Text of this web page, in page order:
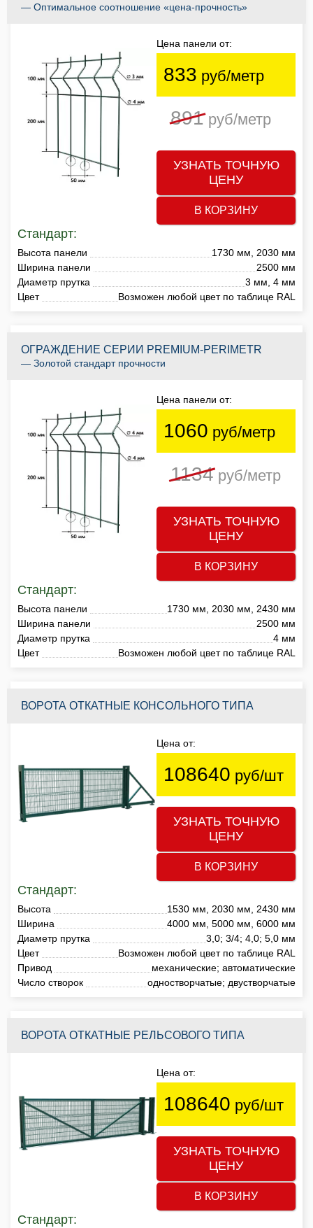
— Оптимальное соотношение «цена-прочность»
Цена панели от:
833 руб/метр
891руб/метр
УЗНАТЬ ТОЧНУЮ
ЦЕНУ
В КОРЗИНУ
Стандарт:
Высота панели
1730 мм, 2030 мм
Ширина панели
2500 мм
Диаметр прутка
3 мм, 4 мм
Цвет
Возможен любой цвет по таблице RAL
ОГРАЖДЕНИЕ СЕРИИ PREMIUM-PERIMETR
— Золотой стандарт прочности
Цена панели от:
1060 руб/метр
1134руб/метр
УЗНАТЬ ТОЧНУЮ
ЦЕНУ
В КОРЗИНУ
Стандарт:
Высота панели
1730 мм, 2030 мм, 2430 мм
Ширина панели
2500 мм
Диаметр прутка
4 мм
Цвет
Возможен любой цвет по таблице RAL
ВОРОТА ОТКАТНЫЕ КОНСОЛЬНОГО ТИПА
Цена от:
108640 руб/шт
УЗНАТЬ ТОЧНУЮ
ЦЕНУ
В КОРЗИНУ
Стандарт:
Высота
1530 мм, 2030 мм, 2430 мм
Ширина
4000 мм, 5000 мм, 6000 мм
Диаметр прутка
3,0; 3/4; 4,0; 5,0 мм
Цвет
Возможен любой цвет по таблице RAL
Привод
механические; автоматические
Число створок
одностворчатые; двустворчатые
ВОРОТА ОТКАТНЫЕ РЕЛЬСОВОГО ТИПА
Цена от:
108640 руб/шт
УЗНАТЬ ТОЧНУЮ
ЦЕНУ
В КОРЗИНУ
Стандарт: